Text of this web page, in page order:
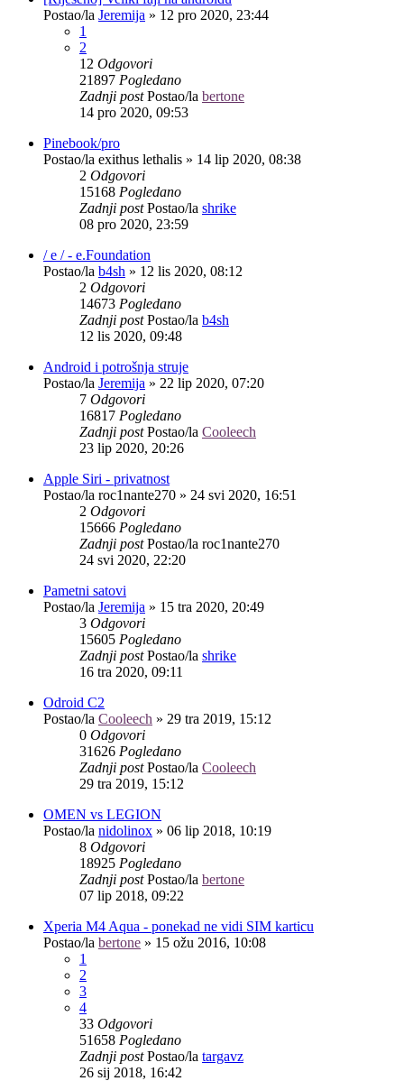
Postao/la Jeremija » 12 pro 2020, 23:44
1
2
12 Odgovori
21897 Pogledano
Zadnji postPostao/la bertone
14 pro 2020, 09:53
Pinebook/pro
Postao/la exithus lethalis » 14 lip 2020, 08:38
2 Odgovori
15168 Pogledano
Zadnji postPostao/la shrike
08 pro 2020, 23:59
/ e / - e.Foundation
Postao/la b4sh » 12 lis 2020, 08:12
2 Odgovori
14673 Pogledano
Zadnji postPostao/la b4sh
12 lis 2020, 09:48
Android i potrošnja struje
Postao/la Jeremija » 22 lip 2020, 07:20
7 Odgovori
16817 Pogledano
Zadnji postPostao/la Cooleech
23 lip 2020, 20:26
Apple Siri - privatnost
Postao/la roc1nante270 » 24 svi 2020, 16:51
2 Odgovori
15666 Pogledano
Zadnji postPostao/la roc1nante270
24 svi 2020, 22:20
Pametni satovi
Postao/la Jeremija » 15 tra 2020, 20:49
3 Odgovori
15605 Pogledano
Zadnji postPostao/la shrike
16 tra 2020, 09:11
Odroid C2
Postao/la Cooleech » 29 tra 2019, 15:12
0 Odgovori
31626 Pogledano
Zadnji postPostao/la Cooleech
29 tra 2019, 15:12
OMEN vs LEGION
Postao/la nidolinox » 06 lip 2018, 10:19
8 Odgovori
18925 Pogledano
Zadnji postPostao/la bertone
07 lip 2018, 09:22
Xperia M4 Aqua - ponekad ne vidi SIM karticu
Postao/la bertone » 15 ožu 2016, 10:08
1
2
3
4
33 Odgovori
51658 Pogledano
Zadnji postPostao/la targavz
26 sij 2018, 16:42